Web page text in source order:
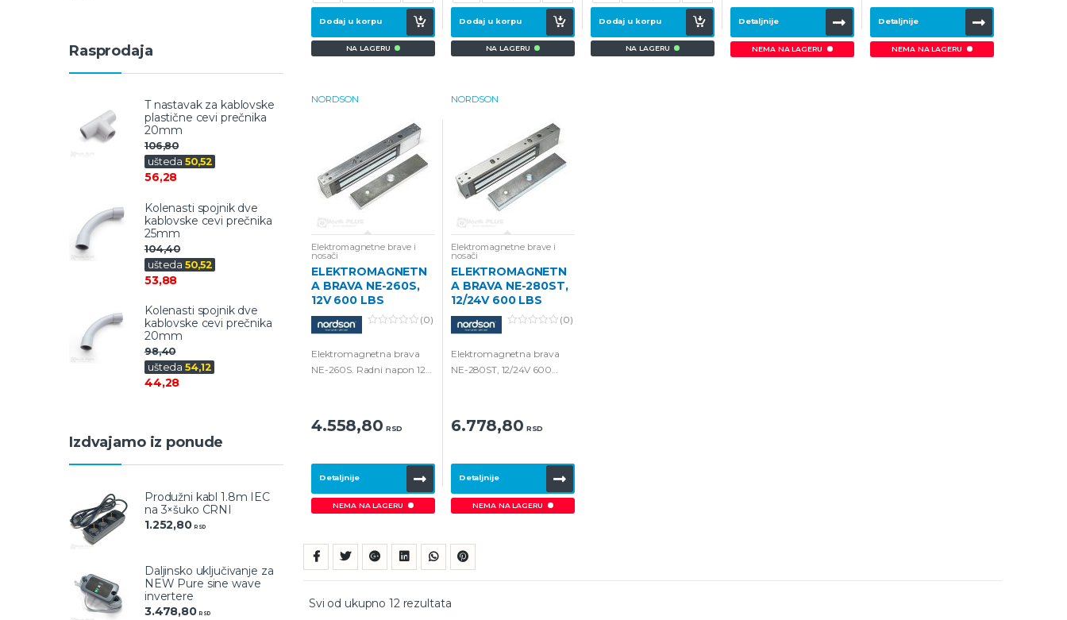
Rasprodaja
T nastavak za kablovske
plastične cevi prečnika
20mm
106,80
ušteda 50,52
56,28
Kolenasti spojnik dve
kablovske cevi prečnika
25mm
104,40
ušteda 50,52
53,88
Kolenasti spojnik dve
kablovske cevi prečnika
20mm
98,40
ušteda 54,12
44,28
Izdvajamo iz ponude
Produžni kabl 1.8m IEC
na 3×šuko CRNI
1.252,80RSD
Daljinsko uključivanje za
NEW Pure sine wave
invertere
3.478,80RSD
Dodaj u korpu
NA LAGERU
Dodaj u korpu
NA LAGERU
Dodaj u korpu
NA LAGERU
Detaljnije
NEMA NA LAGERU
Detaljnije
NEMA NA LAGERU
NORDSON
Elektromagnetne brave i
nosači
ELEKTROMAGNETN
A BRAVA NE-260S,
12V 600 LBS
u
o
(0)
Elektromagnetna brava
NE-260S. Radni napon 12V
4.558,80 RSD
Detaljnije
NEMA NA LAGERU
NORDSON
Elektromagnetne brave i
nosači
ELEKTROMAGNETN
A BRAVA NE-280ST,
12/24V 600 LBS
u
o
(0)
Elektromagnetna brava
NE-280ST, 12/24V 600
6.778,80 RSD
Detaljnije
NEMA NA LAGERU
Svi od ukupno 12 rezultata